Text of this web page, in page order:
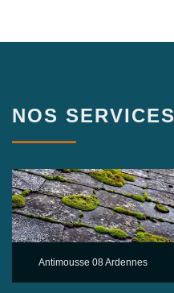
NOS SERVICES
Antimousse 08 Ardennes